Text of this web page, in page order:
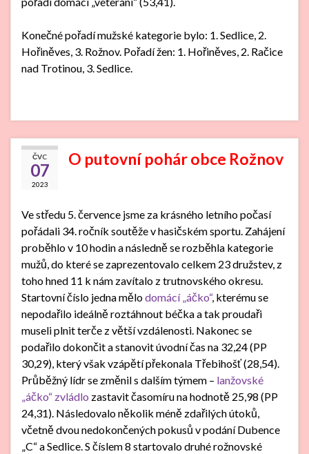
Konečné pořadí mužské kategorie bylo: 1. Sedlice, 2.
Hořiněves, 3. Rožnov. Pořadí žen: 1. Hořiněves, 2. Račice
nad Trotinou, 3. Sedlice.
ČVC
07
2023
O putovní pohár obce Rožnov
Ve středu 5. července jsme za krásného letního počasí
pořádali 34. ročník soutěže v hasičském sportu. Zahájení
proběhlo v 10 hodin a následně se rozběhla kategorie
mužů, do které se zaprezentovalo celkem 23 družstev, z
toho hned 11 k nám zavítalo z trutnovského okresu.
Startovní číslo jedna mělodomácí „áčko“, kterému se
nepodařilo ideálně roztáhnout béčka a tak proudaři
museli plnit terče z větší vzdálenosti. Nakonec se
podařilo dokončit a stanovit úvodní čas na 32,24 (PP
30,29), který však vzápětí překonala Třebihošť (28,54).
Průběžný lídr se změnil s dalším týmem – lanžovské
„áčko“ zvládlo zastavit časomíru na hodnotě 25,98 (PP
24,31). Následovalo několik méně zdařilých útoků,
včetně dvou nedokončených pokusů v podání Dubence
„C“ a Sedlice. S číslem 8 startovalo druhé rožnovské